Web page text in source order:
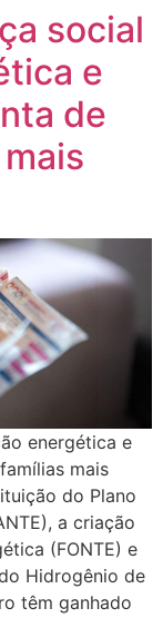
social
e
de
663 .elementor-element.elementor-element-27733e87 .wpr-post-info li:not(.wpr-post-info-custom-field) i{color:#333333;}.elementor-663 .elementor-element.elementor-element-27733e87 .wpr-post-info li:not(.wpr-post-info-custom-field) svg{fill:#333333;}.elementor-663 .elementor-element.elementor-element-27733e87 .wpr-post-info li i{font-size:16px;margin-right:5px;}.elementor-663 .elementor-element.elementor-element-27733e87 .wpr-post-info li svg{width:16px;height:16px;margin-right:5px;}.elementor-663 .elementor-element.elementor-element-27733e87 .wpr-post-info li .wpr-post-info-text{color:#333333;font-size:12px;}.elementor-663 .elementor-element.elementor-element-27733e87 .wpr-post-info li .wpr-post-info-text span{margin-right:10px;}.elementor-663 .elementor-element.elementor-element-27733e87.elementor-element{–align-self:flex-start;}.elementor-widget-text-editor{color:var( –e-global-color-text );font-family:var( –e-global-typography-text-font-family ), Sans-serif;font-size:var( –e-global-typography-text-font-size );font-weight:var( –e-global-typography-text-font-weight );}.elementor-widget-text-editor.elementor-drop-cap-view-stacked .elementor-drop-cap{background-color:var( –e-global-color-primary );}.elementor-widget-text-editor.elementor-drop-cap-view-framed .elementor-drop-cap, .elementor-widget-text-editor.elementor-drop-cap-view-default .elementor-drop-cap{color:var( –e-global-color-primary );border-color:var( –e-global-color-primary );}.elementor-663 .elementor-element.elementor-element-43032981{text-align:justify;color:#646464;}.elementor-663 .elementor-element.elementor-element-43032981 > .elementor-widget-container{margin:10px 10px 10px 10px;padding:10px 10px 10px 10px;}.elementor-663 .elementor-element.elementor-element-63faaa66 .wpr-post-navigation-wrap{border-color:#e8e8e8;border-width:1px 0 1px 0;}.elementor-663 .elementor-element.elementor-element-63faaa66 .wpr-post-nav-divider{background-color:#e8e8e8;width:1px;}.elementor-663 .elementor-element.elementor-element-63faaa66 .wpr-post-navigation-wrap.wpr-post-nav-dividers{padding:0px 0px 0px 0px;}.elementor-663 .elementor-element.elementor-element-63faaa66 .wpr-post-nav-bg-images .wpr-post-navigation{padding:0px 0px 0px 0px;}.elementor-663 .elementor-element.elementor-element-63faaa66 .wpr-post-navigation i{color:#605BE5;border-color:#E8E8E8;transition:color 0.5s, background-color 0.5s, border-color 0.5s;font-size:7px;width:40px;height:50px;line-height:50px;border-style:none;border-radius:0px 0px 0px 0px;}.elementor-663 .elementor-element.elementor-element-63faaa66 .wpr-post-navigation svg path{color:#605BE5;}.elementor-663 .elementor-element.elementor-element-63faaa66 .wpr-posts-navigation-svg-wrapper svg{fill:#605BE5;transition:fill 0.